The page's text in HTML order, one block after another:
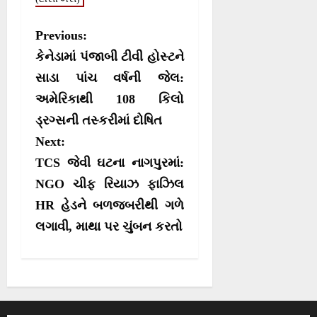
P
o
s
t
n
a
v
i
g
i
Previous:
કેનેડામાં પંજાબી ટીવી હોસ્ટને
સાડા પાંચ વર્ષની જેલ:
અમેરિકાથી 108 કિલો
ડ્રગ્સની તસ્કરીમાં દોષિત
Next:
TCS જેવી ઘટના નાગપુરમાં:
NGO ચીફ રિયાઝ ફાઝિલ
HR હેડને બળજબરીથી ગળે
લગાવી, માથા પર ચુંબન કરતો